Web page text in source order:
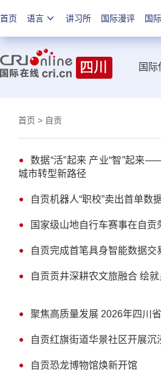
首页 语言 讲习所 国际漫评 国
国际
首页 > 自贡
数据“活”起来 产业“智”起来
城市转型新路径
自贡机器人“职校”卖出首单数
国家级山地自行车赛事在自贡
自贡完成首笔具身智能数据
自贡贡井深耕农文旅融合 绘
聚焦高质量发展 2026年四川
自贡红旗街道华景社区开展
自贡恐龙博物馆焕新开馆